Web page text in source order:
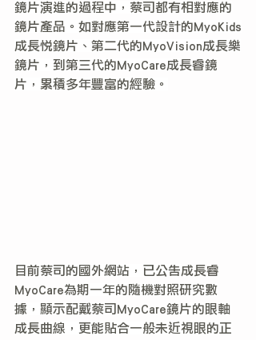
鏡片演進的過程中，蔡司都有相對應的
鏡片產品。如對應第一代設計的MyoKids
成長悅鏡片、第二代的MyoVision成長樂
鏡片，到第三代的MyoCare成長睿鏡
片，累積多年豐富的經驗。
目前蔡司的國外網站，已公告成長睿
MyoCare為期一年的隨機對照研究數
據，顯示配戴蔡司 MyoCare鏡片的眼軸
成長曲線，更能貼合一般未近視眼的正